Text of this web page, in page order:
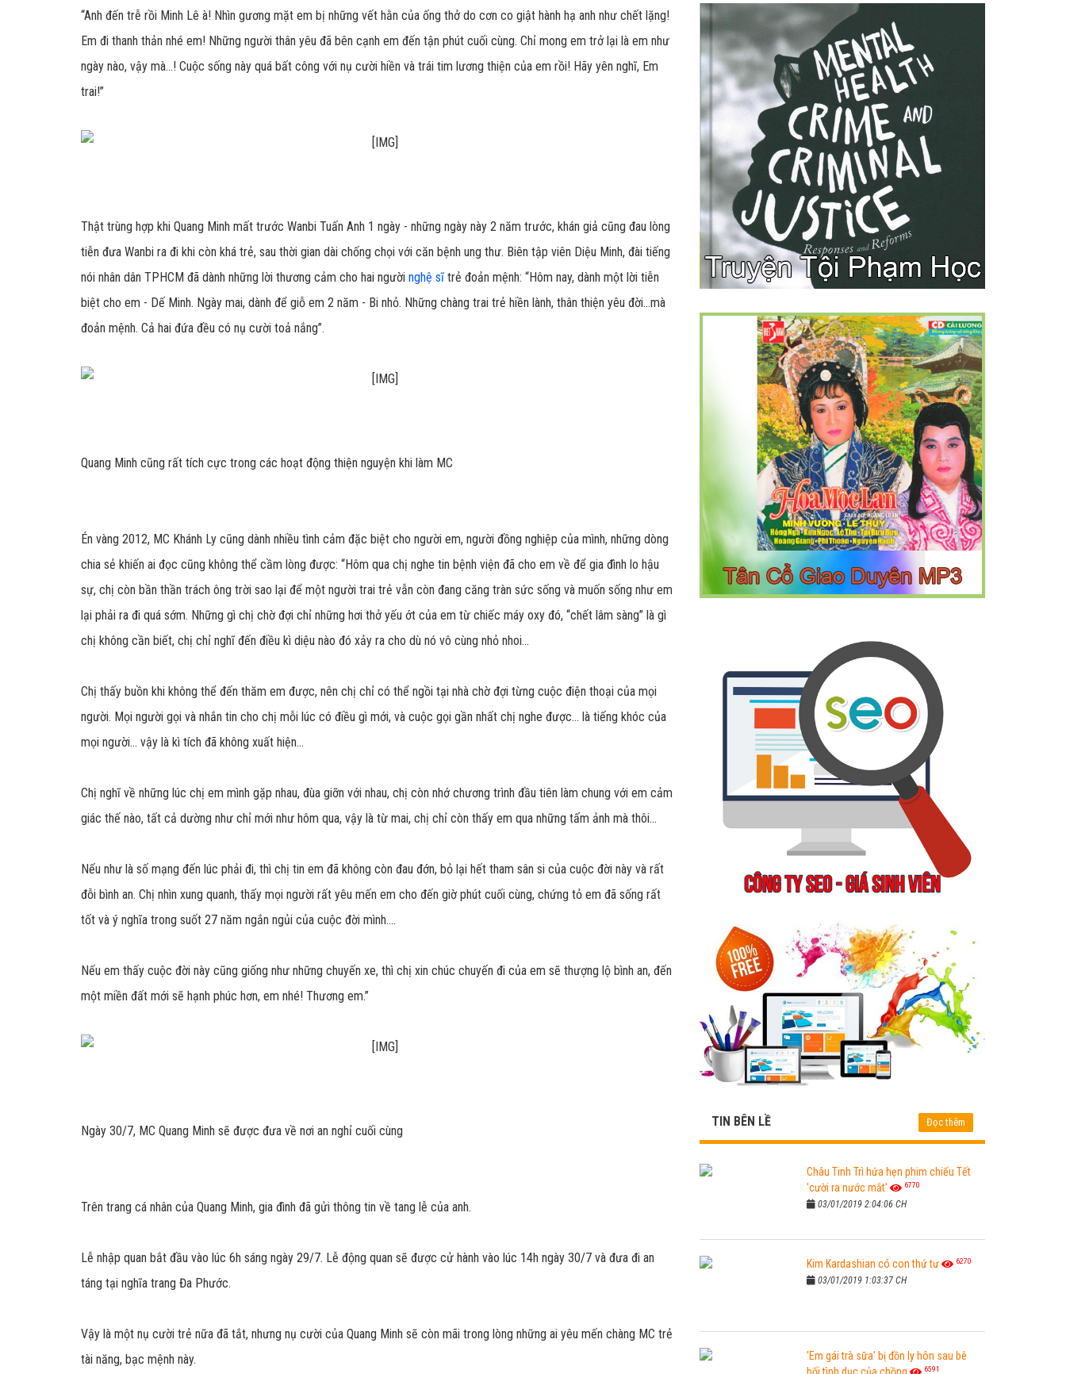
“Anh đến trễ rồi Minh Lê à! Nhìn gương mặt em bị những vết hằn của ống thở do cơn co giật hành hạ anh như chết lặng!
Em đi thanh thản nhé em! Những người thân yêu đã bên cạnh em đến tận phút cuối cùng. Chỉ mong em trở lại là em như
ngày nào, vậy mà...! Cuộc sống này quá bất công với nụ cười hiền và trái tim lương thiện của em rồi! Hãy yên nghĩ, Em
trai!”
Thật trùng hợp khi Quang Minh mất trước Wanbi Tuấn Anh 1 ngày - những ngày này 2 năm trước, khán giả cũng đau lòng
tiễn đưa Wanbi ra đi khi còn khá trẻ, sau thời gian dài chống chọi với căn bệnh ung thư. Biên tập viên Diệu Minh, đài tiếng
nói nhân dân TPHCM đã dành những lời thương cảm cho hai người nghệ sĩtrẻ đoản mệnh: “Hôm nay, dành một lời tiễn
biệt cho em - Dế Minh. Ngày mai, dành để giỗ em 2 năm - Bi nhỏ. Những chàng trai trẻ hiền lành, thân thiện yêu đời...mà
đoản mệnh. Cả hai đứa đều có nụ cười toả nắng”.
Quang Minh cũng rất tích cực trong các hoạt động thiện nguyện khi làm MC
Én vàng 2012, MC Khánh Ly cũng dành nhiều tình cảm đặc biệt cho người em, người đồng nghiệp của mình, những dòng
chia sẻ khiến ai đọc cũng không thể cầm lòng được: “Hôm qua chị nghe tin bệnh viện đã cho em về để gia đình lo hậu
sự, chị còn bần thần trách ông trời sao lại để một người trai trẻ vẫn còn đang căng tràn sức sống và muốn sống như em
lại phải ra đi quá sớm. Những gì chị chờ đợi chỉ những hơi thở yếu ớt của em từ chiếc máy oxy đó, “chết lâm sàng” là gì
chị không cần biết, chị chỉ nghĩ đến điều kì diệu nào đó xảy ra cho dù nó vô cùng nhỏ nhoi...
Chị thấy buồn khi không thể đến thăm em được, nên chị chỉ có thể ngồi tại nhà chờ đợi từng cuộc điện thoại của mọi
người. Mọi người gọi và nhắn tin cho chị mỗi lúc có điều gì mới, và cuộc gọi gần nhất chị nghe được... là tiếng khóc của
mọi người... vậy là kì tích đã không xuất hiện...
Chị nghĩ về những lúc chị em mình gặp nhau, đùa giỡn với nhau, chị còn nhớ chương trình đầu tiên làm chung với em cảm
giác thế nào, tất cả dường như chỉ mới như hôm qua, vậy là từ mai, chị chỉ còn thấy em qua những tấm ảnh mà thôi...
Nếu như là số mạng đến lúc phải đi, thì chị tin em đã không còn đau đớn, bỏ lại hết tham sân si của cuộc đời này và rất
đỗi bình an. Chị nhìn xung quanh, thấy mọi người rất yêu mến em cho đến giờ phút cuối cùng, chứng tỏ em đã sống rất
tốt và ý nghĩa trong suốt 27 năm ngắn ngủi của cuộc đời mình....
Nếu em thấy cuộc đời này cũng giống như những chuyến xe, thì chị xin chúc chuyến đi của em sẽ thượng lộ bình an, đến
một miền đất mới sẽ hạnh phúc hơn, em nhé! Thương em.”
Ngày 30/7, MC Quang Minh sẽ được đưa về nơi an nghỉ cuối cùng
Trên trang cá nhân của Quang Minh, gia đình đã gửi thông tin về tang lễ của anh.
Lễ nhập quan bắt đầu vào lúc 6h sáng ngày 29/7. Lễ động quan sẽ được cử hành vào lúc 14h ngày 30/7 và đưa đi an
táng tại nghĩa trang Đa Phước.
Vậy là một nụ cười trẻ nữa đã tắt, nhưng nụ cười của Quang Minh sẽ còn mãi trong lòng những ai yêu mến chàng MC trẻ
tài năng, bạc mệnh này.
TIN BÊN LỀ Đọc thêm
Châu Tinh Trì hứa hẹn phim chiếu Tết
'cười ra nước mắt'
6770
03/01/2019 2:04:06 CH
Kim Kardashian có con thứ tư 6270
03/01/2019 1:03:37 CH
'Em gái trà sữa' bị đồn ly hôn sau bê
6591